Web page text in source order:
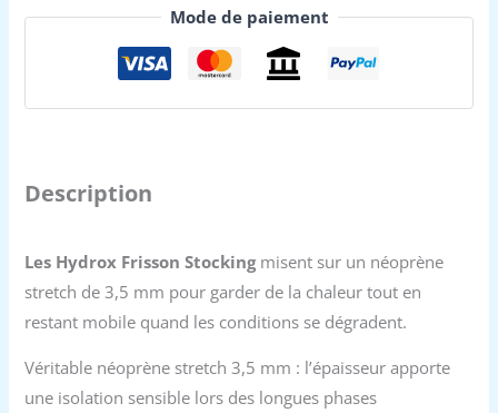
Mode de paiement
Description
Les Hydrox Frisson Stockingmisent sur un néoprène
stretch de 3,5 mm pour garder de la chaleur tout en
restant mobile quand les conditions se dégradent.
Véritable néoprène stretch 3,5 mm : l’épaisseur apporte
une isolation sensible lors des longues phases